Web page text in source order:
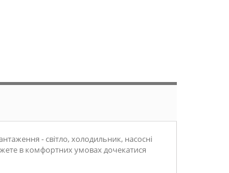
- світло, холодильник, насосні
в комфортних умовах дочекатися